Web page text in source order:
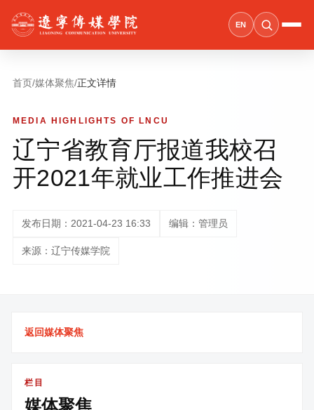
EN
首页/媒体聚焦/正文详情
MEDIA HIGHLIGHTS OF LNCU
辽宁省教育厅报道我校召
开2021年就业工作推进会
发布日期：2021-04-23 16:33 编辑：管理员
来源：辽宁传媒学院
返回媒体聚焦
栏目
媒体聚焦